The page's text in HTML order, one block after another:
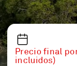
Precio final
incluidos)